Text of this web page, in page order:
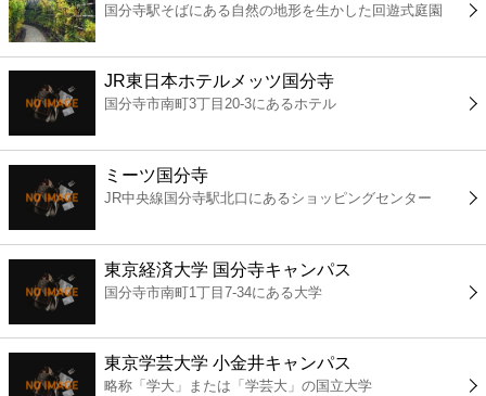
コンビニ
薬局
スーパー
エンタメ
レジャー
書店
ファミレス
国分寺駅そばにある自然の地形を生かした回遊式庭園
JR東日本ホテルメッツ国分寺
国分寺市南町3丁目20-3にあるホテル
ミーツ国分寺
JR中央線国分寺駅北口にあるショッピングセンター
東京経済大学 国分寺キャンパス
国分寺市南町1丁目7-34にある大学
東京学芸大学 小金井キャンパス
略称「学大」または「学芸大」の国立大学